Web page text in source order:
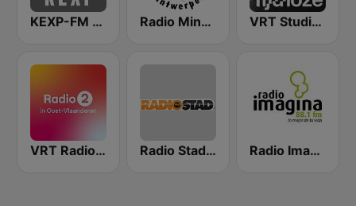
KEXP-FM 90.3 Radio Minerva 98.0 VRT Studio Brussel - De Tijdloze
VRT Radio 2 Oost-Vlaanderen Radio Stad Antwerpen Radio Imagina